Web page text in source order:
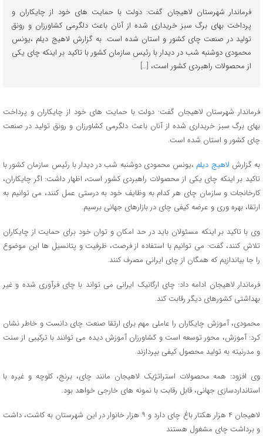
فرماندار شهرستان لاهیجان گفت: دولت با حمایت های خود از چایکاران و
پرداخت بهای برگ سبز خریداری شده از آنان باعث دلگرمی کشاورزان و رونق
تولید در صنعت چای کشور و استان شده است. به گزارش لاهیج دیلم ،یونس
محمودی دوشنبه شب در دیدار با رئیس سازمان کشور با تاکید بر اینکه چای یکی
از محصولات راهبردی کشور است، […]
فرماندار شهرستان لاهیجان گفت: دولت با حمایت های خود از چایکاران و پرداخت
بهای برگ سبز خریداری شده از آنان باعث دلگرمی کشاورزان و رونق تولید در صنعت
چای کشور و استان شده است.
به گزارش لاهیج دیلم ،یونس محمودی دوشنبه شب در دیدار با رئیس سازمان کشور با
تاکید بر اینکه چای یکی از محصولات راهبردی کشور است، اظهار داشت: اگر چایکاران،
کارخانجات و سازمان چای هر کدام به وظایف خود به درستی عمل کنند، می توانیم به
ارتقا، بهره وری و عرضه کیفی چای در بازارهای جهانی برسیم.
وی با تاکید بر اینکه مسئولان باید در حد امکان و توان خود برای حمایت از چایکاران
تلاش کنند، گفت: می توانیم با استفاده از فرصت، ظرفیت و پتانسیل ها این موضوع
را جا بیاندازیم که همگان از چای ایرانی مصرف کنند.
فرماندار لاهیجان ادامه داد: چای ارگانیک ایرانی می تواند با چای فرآوری شده و غیر
بهداشتی کشورهای دیگر رقابت کند.
محمودی، آموزش چایکاران را عاملی مهم برای ارتقا صنعت چای دانست و خاطر نشان
کرد: آموزش، محور توسعه است و کشاورزان آموزش دیده می توانند با ترکیبی از سنت
و مدرنیته به تولید محصول کیفی بپردازند.
وی افزود: همه محصولات استراتژیک لاهیجان مانند چای، برنج، کلوچه و غیره با
استانداردسازی جهانی، قابل رقابت با نمونه های خارجی خواهد بود.
لاهیجان ۴ هزار هکتار باغ چای دارد و ۹ هزار خانوار در این شهرستان به کاشت، داشت
و برداشت چای مشغول هستند